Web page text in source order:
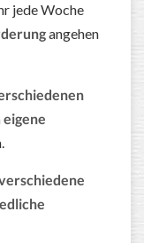
jede Woche
angehen
eigene